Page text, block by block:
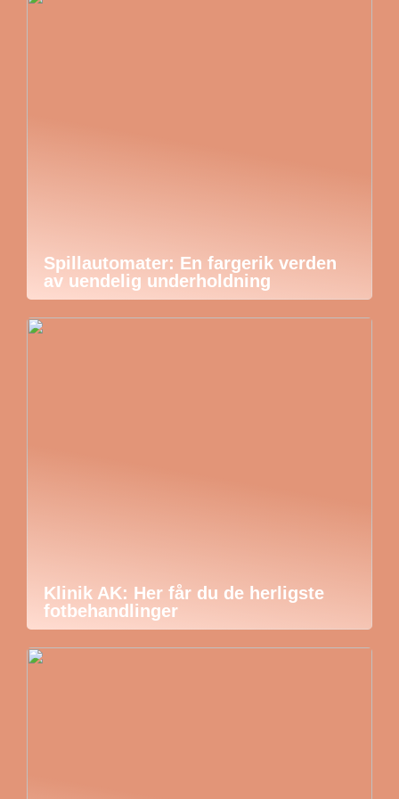
Spillautomater: En fargerik verden
av uendelig underholdning
Klinik AK: Her får du de herligste
fotbehandlinger